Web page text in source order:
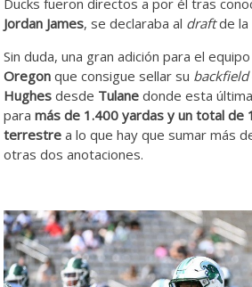
Ducks fueron directos a por él tras
Jordan James, se declaraba al draftde la
Sin duda, una gran adición para el
Oregon que consigue sellar su backfield
Hughes desde Tulanedonde esta
paramás de 1.400 yardas y un total de
terrestre a lo que hay que sumar más
otras dos anotaciones.